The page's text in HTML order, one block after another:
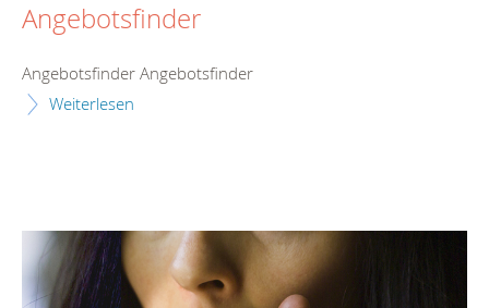
Angebotsfinder
Angebotsfinder Angebotsfinder
Weiterlesen